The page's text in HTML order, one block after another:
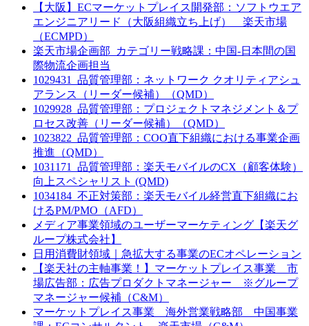
【大阪】ECマーケットプレイス開発部：ソフトウエア
エンジニアリード（大阪組織立ち上げ） 楽天市場
（ECMPD）
楽天市場企画部_カテゴリー戦略課：中国-日本間の国
際物流企画担当
1029431_品質管理部：ネットワーク クオリティアシュ
アランス（リーダー候補）（QMD）
1029928_品質管理部：プロジェクトマネジメント＆プ
ロセス改善（リーダー候補）（QMD）
1023822_品質管理部：COO直下組織における事業企画
推進（QMD）
1031171_品質管理部：楽天モバイルのCX（顧客体験）
向上スペシャリスト (QMD)
1034184_不正対策部：楽天モバイル経営直下組織にお
けるPM/PMO（AFD）
メディア事業領域のユーザーマーケティング【楽天グ
ループ株式会社】
日用消費財領域｜急拡大する事業のECオペレーション
【楽天社の主軸事業！】マーケットプレイス事業 市
場広告部：広告プロダクトマネージャー ※グループ
マネージャー候補（C&M）
マーケットプレイス事業 海外営業戦略部 中国事業